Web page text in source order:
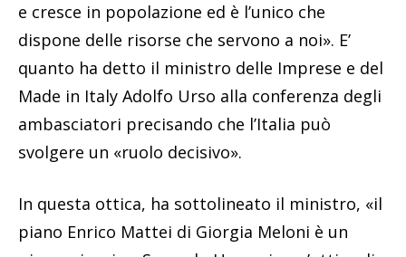
e cresce in popolazione ed è l’unico che
dispone delle risorse che servono a noi». E’
quanto ha detto il ministro delle Imprese e del
Made in Italy Adolfo Urso alla conferenza degli
ambasciatori precisando che l’Italia può
svolgere un «ruolo decisivo».
In questa ottica, ha sottolineato il ministro, «il
piano Enrico Mattei di Giorgia Meloni è un